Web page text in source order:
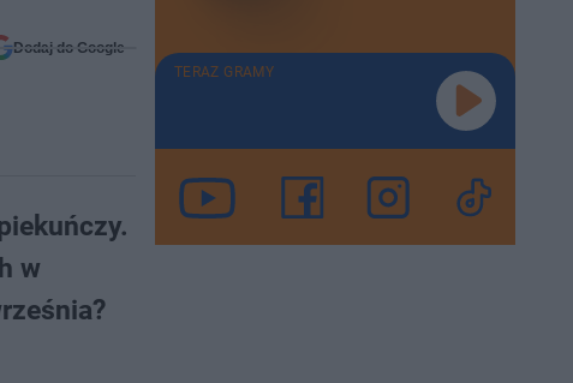
Dodaj do Google
w
TERAZ GRAMY